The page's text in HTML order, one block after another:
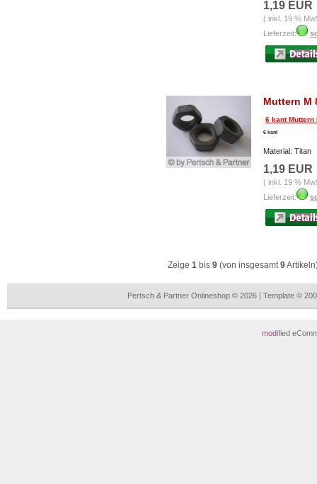
1,19 EUR
( inkl. 19 %
Lieferzeit:
Muttern M
6 kant Muttern
6 kant
Material: Titan
1,19 EUR
( inkl. 19 %
Lieferzeit:
Zeige 1 bis 9 (von insgesamt9
Pertsch & Partner Onlineshop © 2026 | Template ©
modified